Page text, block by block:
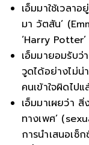
เอ็มมาใช้เวลาอ
มา วัตสัน’
‘Harry Potter’
เอ็มมายอมรับว่
วูดได้อย่างไม่น่
คนเข้าใจผิดไป
เอ็มมาเผยว่า
ทางเพศ’
การนำเสนอเซ็